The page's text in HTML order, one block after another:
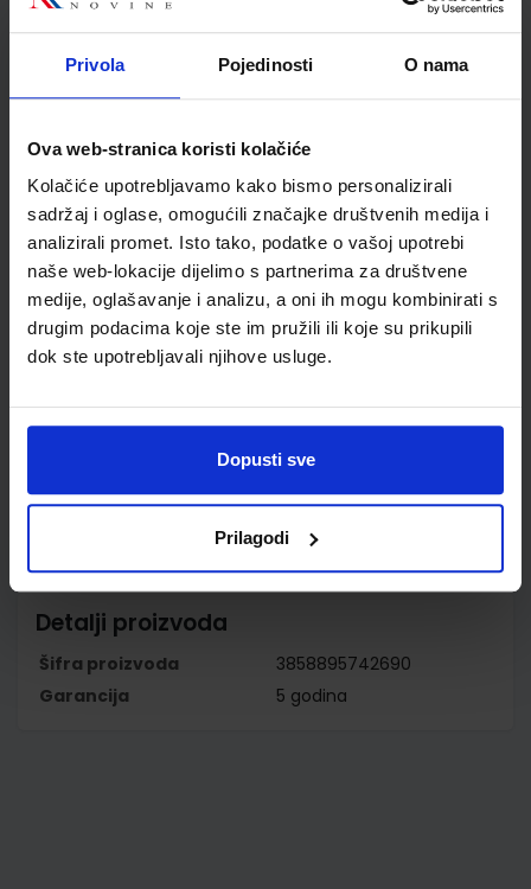
Privola Pojedinosti O nama
Ova web-stranica koristi kolačiće
Kolačiće upotrebljavamo kako bismo personalizirali
sadržaj i oglase, omogućili značajke društvenih medija i
analizirali promet. Isto tako, podatke o vašoj upotrebi
naše web-lokacije dijelimo s partnerima za društvene
medije, oglašavanje i analizu, a oni ih mogu kombinirati s
drugim podacima koje ste im pružili ili koje su prikupili
dok ste upotrebljavali njihove usluge.
Dopusti sve
Prilagodi
WLAN + Bluetooth Intel® Wi-Fi® 6E AX211, 802.11ax 2x2 +
BT5.3
Front Ports 1x USB-C® (USB 5Gbps / USB 3.2 Gen 1), with
2x USB-A (USB 5Gbps / USB 3.2 Gen 1)
1x headphone / microphone combo jack (3.5mm)
1x microphone (3.5mm)
Rear Ports 2x USB-A (Hi-Speed USB / USB 2.0)
2x USB-A (USB 5Gbps / USB 3.2 Gen 1), one supports
Smart Power On
1x HDMI® 2.1 TMDS
1x DisplayPort™ 1.4
1x line-out (3.5mm)
Dimensions: 92.5 x 291.7 x 339.5 mm (3.6 x 11.5 x 13.4
inches)
Weight: Around 4.62 kg (10.19 lbs)
Detalji proizvoda
Šifra proizvoda
3858895742690
Garancija
5 godina